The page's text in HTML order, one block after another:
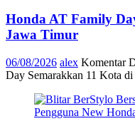
Honda AT Family
Jawa Timur
06/08/2026 alex Komentar
Day Semarakkan 11 Kota